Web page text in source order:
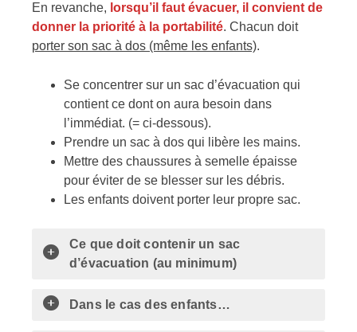
En revanche, lorsqu’il faut évacuer, il convient de
donner la priorité à la portabilité. Chacun doit
porter son sac à dos (même les enfants).
Se concentrer sur un sac d’évacuation qui
contient ce dont on aura besoin dans
l’immédiat. (= ci-dessous).
Prendre un sac à dos qui libère les mains.
Mettre des chaussures à semelle épaisse
pour éviter de se blesser sur les débris.
Les enfants doivent porter leur propre sac.
Ce que doit contenir un sac
d’évacuation (au minimum)
Dans le cas des enfants…